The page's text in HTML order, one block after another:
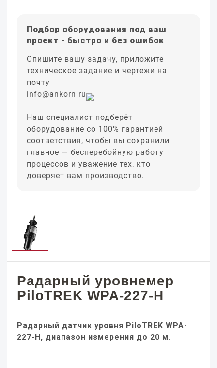
Подбор оборудования под ваш
проект - быстро и без ошибок
Опишите вашу задачу, приложите
техническое задание и чертежи на
почту
info@ankorn.ru
Наш специалист подберёт
оборудование со 100% гарантией
соответствия, чтобы вы сохранили
главное — бесперебойную работу
процессов и уважение тех, кто
доверяет вам производство.
Радарный уровнемер
PiloTREK WPA-227-H
Радарный датчик уровня PiloTREK WPA-
227-H, диапазон измерения до 20 м.